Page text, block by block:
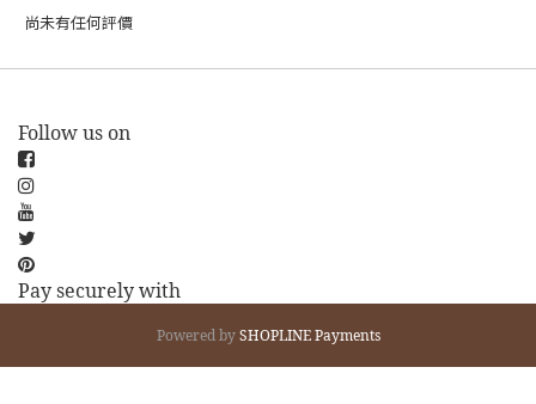
尚未有任何評價
Follow us on
Pay securely with
Powered bySHOPLINE Payments